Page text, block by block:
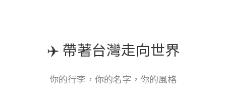
✈️ 帶著台灣走向世界
你的行李，你的名字，你的風格